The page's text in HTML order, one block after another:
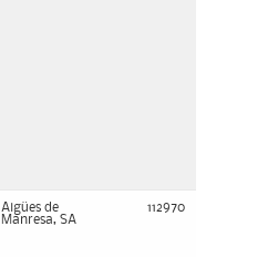
Aigües de
Manresa, SA
112970